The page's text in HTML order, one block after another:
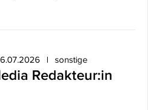
sonstige
Redakteur:in